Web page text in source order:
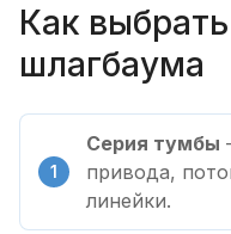
Как
шлагбаума
Серия тумбы
привода,
линейки.